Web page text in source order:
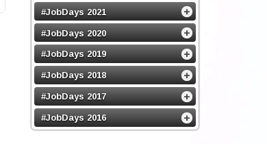
#JobDays 2021
#JobDays 2020
#JobDays 2019
#JobDays 2018
#JobDays 2017
#JobDays 2016